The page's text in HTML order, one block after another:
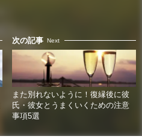
次の記事 Next
また別れないように！復縁後に彼
氏・彼女とうまくいくための注意
事項5選